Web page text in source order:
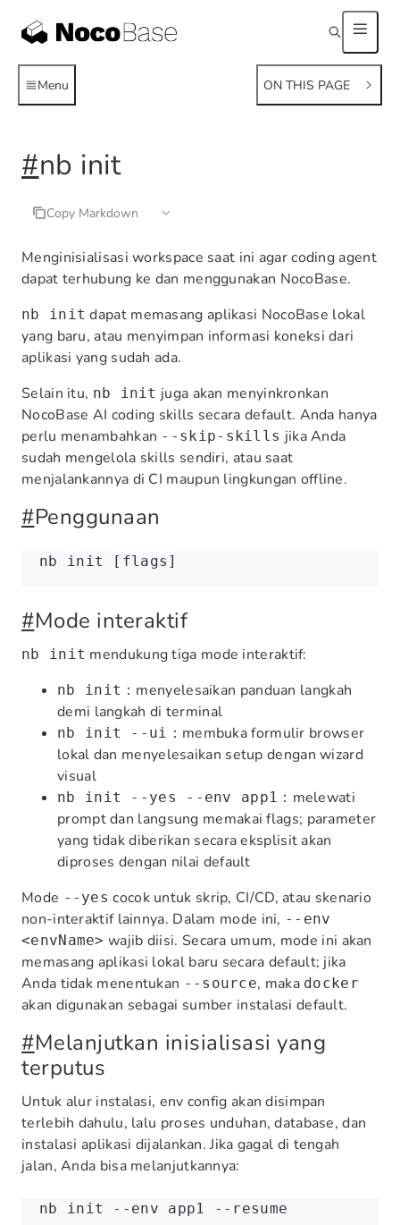
Menu ON THIS PAGE
#nb init
Copy Markdown
Menginisialisasi workspace saat ini agar coding agent
dapat terhubung ke dan menggunakan NocoBase.
nb init dapat memasang aplikasi NocoBase lokal
yang baru, atau menyimpan informasi koneksi dari
aplikasi yang sudah ada.
Selain itu, nb init juga akan menyinkronkan
NocoBase AI coding skills secara default. Anda hanya
perlu menambahkan --skip-skills jika Anda
sudah mengelola skills sendiri, atau saat
menjalankannya di CI maupun lingkungan offline.
#Penggunaan
nb init [flags]
#Mode interaktif
nb init mendukung tiga mode interaktif:
nb init ：menyelesaikan panduan langkah
demi langkah di terminal
nb init --ui ：membuka formulir browser
lokal dan menyelesaikan setup dengan wizard
visual
nb init --yes --env app1 ：melewati
prompt dan langsung memakai flags; parameter
yang tidak diberikan secara eksplisit akan
diproses dengan nilai default
Mode --yes cocok untuk skrip, CI/CD, atau skenario
non-interaktif lainnya. Dalam mode ini, --env
<envName> wajib diisi. Secara umum, mode ini akan
memasang aplikasi lokal baru secara default; jika
Anda tidak menentukan --source, maka docker
akan digunakan sebagai sumber instalasi default.
#Melanjutkan inisialisasi yang
terputus
Untuk alur instalasi, env config akan disimpan
terlebih dahulu, lalu proses unduhan, database, dan
instalasi aplikasi dijalankan. Jika gagal di tengah
jalan, Anda bisa melanjutkannya:
nb init --env app1 --resume